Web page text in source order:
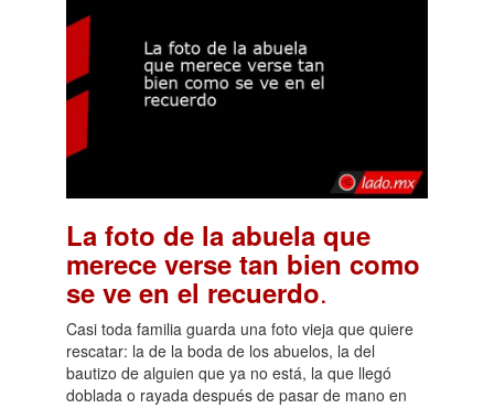
La foto de la abuela que
merece verse tan bien como
se ve en el recuerdo.
Casi toda familia guarda una foto vieja que quiere
rescatar: la de la boda de los abuelos, la del
bautizo de alguien que ya no está, la que llegó
doblada o rayada después de pasar de mano en